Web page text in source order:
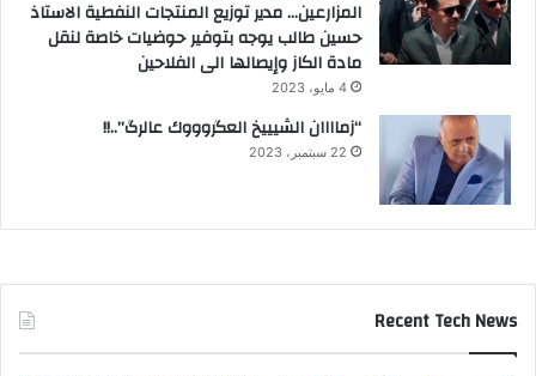
المزارعين… مدير توزيع المنتجات النفطية الاستاذ
حسين طالب يوجه بتوفير حوضيات خاصة لنقل
مادة الكاز وإيصالها الى الفلاحين
4 مايو، 2023
“زماااان الشيييخ العگروووك عالرگ”..!!
22 سبتمبر، 2023
Recent Tech News